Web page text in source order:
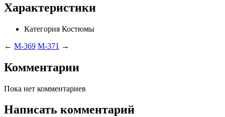
Характеристики
Категория Костюмы
← M-369 M-371 →
Комментарии
Пока нет комментариев
Написать комментарий